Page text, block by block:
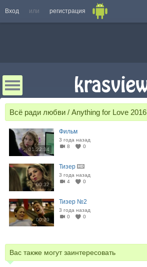
Вход или регистрация
Всё ради любви / Anything for Love 2016
01:22:34
Фильм
3 года назад
8
0
00:32
Тизер
3 года назад
4
0
00:29
Тизер №2
3 года назад
0
0
Вас также могут заинтересовать